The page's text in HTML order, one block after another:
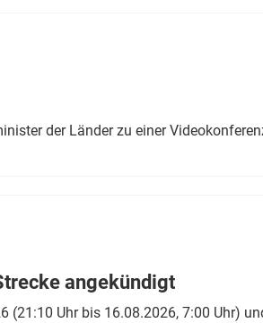
der Länder zu einer
angekündigt
Uhr bis 16.08.2026, 7:00 Uhr)